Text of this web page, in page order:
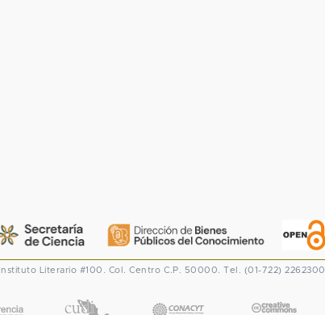
Instituto Literario #100. Col. Centro C.P. 50000. Tel. (01-722) 2262300